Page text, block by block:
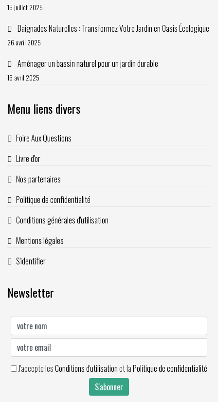
15 juillet 2025
Baignades Naturelles : Transformez Votre Jardin en Oasis Écologique
26 avril 2025
Aménager un bassin naturel pour un jardin durable
16 avril 2025
Menu liens divers
Foire Aux Questions
Livre d'or
Nos partenaires
Politique de confidentialité
Conditions générales d'utilisation
Mentions légales
S'identifier
Newsletter
J'accepte lesConditions d'utilisationet laPolitique de confidentialité